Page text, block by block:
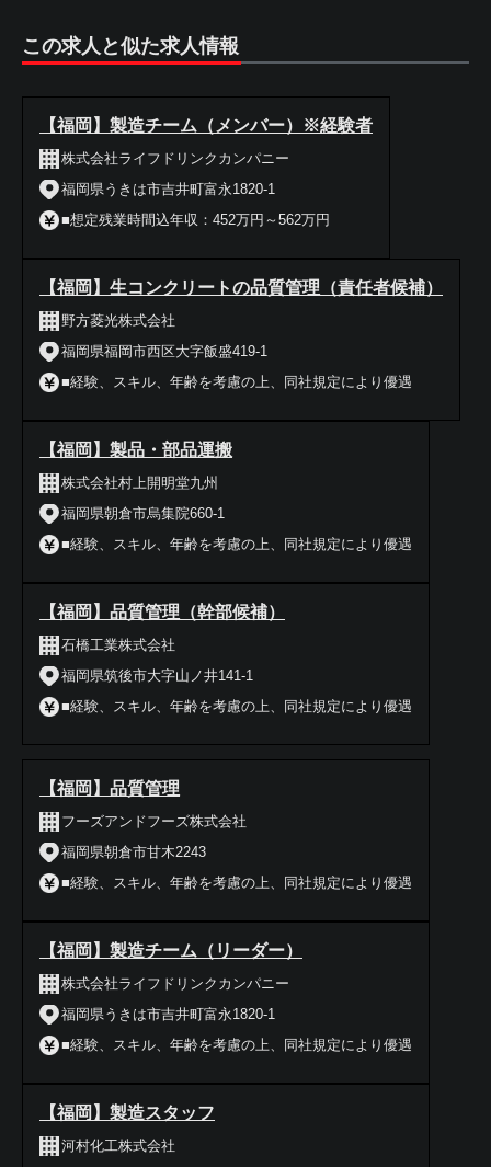
この求人と似た求人情報
【福岡】製造チーム（メンバー）※経験者
株式会社ライフドリンクカンパニー
福岡県うきは市吉井町富永1820-1
■想定残業時間込年収：452万円～562万円
【福岡】生コンクリートの品質管理（責任者候補）
野方菱光株式会社
福岡県福岡市西区大字飯盛419-1
■経験、スキル、年齢を考慮の上、同社規定により優遇
【福岡】製品・部品運搬
株式会社村上開明堂九州
福岡県朝倉市烏集院660-1
■経験、スキル、年齢を考慮の上、同社規定により優遇
【福岡】品質管理（幹部候補）
石橋工業株式会社
福岡県筑後市大字山ノ井141-1
■経験、スキル、年齢を考慮の上、同社規定により優遇
【福岡】品質管理
フーズアンドフーズ株式会社
福岡県朝倉市甘木2243
■経験、スキル、年齢を考慮の上、同社規定により優遇
【福岡】製造チーム（リーダー）
株式会社ライフドリンクカンパニー
福岡県うきは市吉井町富永1820-1
■経験、スキル、年齢を考慮の上、同社規定により優遇
【福岡】製造スタッフ
河村化工株式会社